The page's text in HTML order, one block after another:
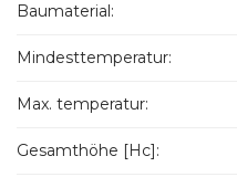
Baumaterial:
Mindesttemperatur:
Max. temperatur:
Gesamthöhe [Hc]: